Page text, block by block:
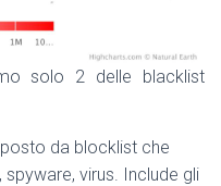
solo 2 delle blacklist
da blocklist che
virus. Include gli